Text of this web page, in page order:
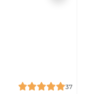
37